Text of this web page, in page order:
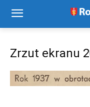
Zrzut ekranu